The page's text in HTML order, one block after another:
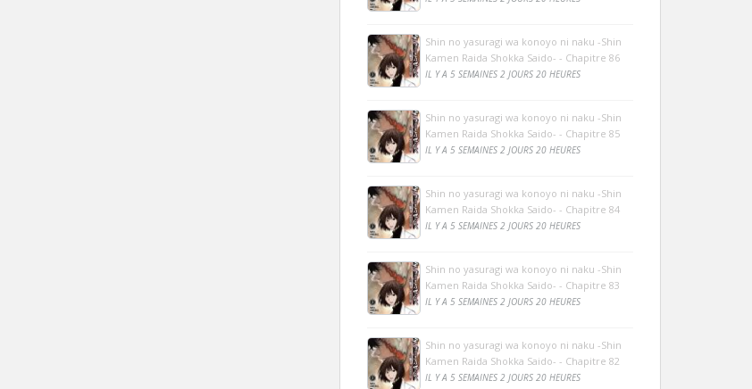
Shin no yasuragi wa konoyo ni naku -Shin
Kamen Raida Shokka Saido- - Chapitre 86
IL Y A 5 SEMAINES 2 JOURS 20 HEURES
Shin no yasuragi wa konoyo ni naku -Shin
Kamen Raida Shokka Saido- - Chapitre 85
IL Y A 5 SEMAINES 2 JOURS 20 HEURES
Shin no yasuragi wa konoyo ni naku -Shin
Kamen Raida Shokka Saido- - Chapitre 84
IL Y A 5 SEMAINES 2 JOURS 20 HEURES
Shin no yasuragi wa konoyo ni naku -Shin
Kamen Raida Shokka Saido- - Chapitre 83
IL Y A 5 SEMAINES 2 JOURS 20 HEURES
Shin no yasuragi wa konoyo ni naku -Shin
Kamen Raida Shokka Saido- - Chapitre 82
IL Y A 5 SEMAINES 2 JOURS 20 HEURES